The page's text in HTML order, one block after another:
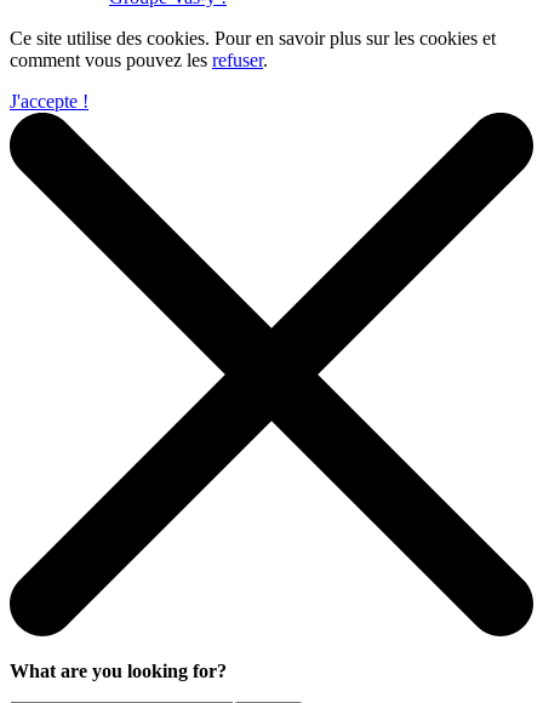
Ce site utilise des cookies. Pour en savoir plus sur les cookies et
comment vous pouvez les refuser.
J'accepte !
What are you looking for?